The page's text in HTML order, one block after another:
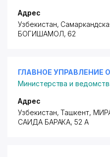
Адрес
Узбекистан,
БОГИШАМОЛ, 62
ГЛАВНОЕ УПРАВЛЕНИЕ
Министерства и
Адрес
Узбекистан, Ташкент,
САИДА БАРАКА, 52 А